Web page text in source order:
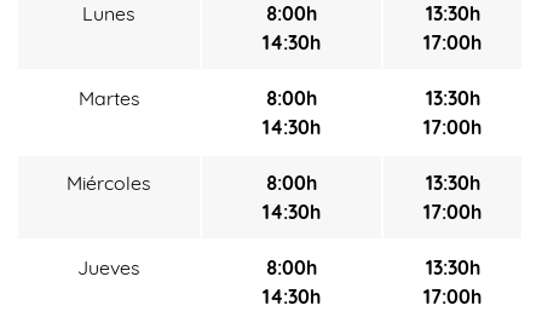
Lunes
8:00h
14:30h
13:30h
17:00h
Martes
8:00h
14:30h
13:30h
17:00h
Miércoles
8:00h
14:30h
13:30h
17:00h
Jueves
8:00h
14:30h
13:30h
17:00h